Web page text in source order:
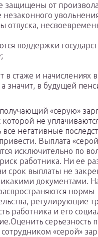
защищены от
незаконного
отпуска,
поддержки
в стаже и начислениях
значит, в будущей
«серую»
которой не
все негативные
Выплата
исключительно по
работника. Ни ее
срок выплаты не
документами.
нормы
регулирующие
работника и его
серьезность
«серой»